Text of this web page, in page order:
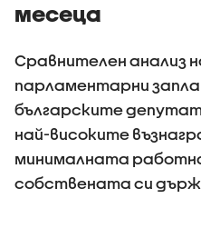
месеца
Сравнителен анализ
парламентарни
българските
най-високите
минималната
собствената си